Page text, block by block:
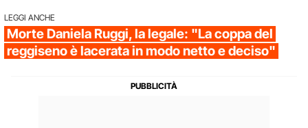
LEGGI ANCHE
Morte Daniela Ruggi, la legale: "La coppa del
reggiseno è lacerata in modo netto e deciso"